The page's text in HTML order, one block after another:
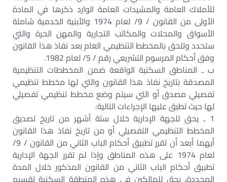
للأملاك العامة والمشيدات العامة الوارد ذكرها في المادة
الأولى من القانون / 9/ لعام 1974 والأبنية الخدمية شاملة
الأسواق والمحلات والمكاتب التجارية والمهن الحرة والتي
ستحدد وتلحق بالمخطط التنظيمي العام بعد نفاذ هذا القانون
وفق أحكام المرسوم التشريعي رقم / 5/ لعام 1982.
ب ـ المناطق السكنية الواقعة ضمن المخططات التنظيمية
المصدقة بتاريخ نفاذ هذا القانون والتي لها مخطط تنظيمي
تفصيلي مصدق أو التي سيتم وضع مخطط تنظيمي تفصيلي
لها حيث تطبق عليها الإجراءات التالية:
1 ـ يحق للجهة الإدارية خلال ستة أشهر من تاريخ تصديق
المخطط التنظيمي التفصيلي أو من تاريخ نفاذ هذا القانون
أيهما أبعد أن تقرر تطبيق أحكام الباب الثاني من القانون / 9/
لعام 1974 على هذه المناطق وإذا لم تقرر الجهة الإدارية
تطبيق أحكام الباب الثاني من القانون المذكور خلال المدة
المحددة، يحق للمالكين في هذه المنطقة السكنية تقسيم